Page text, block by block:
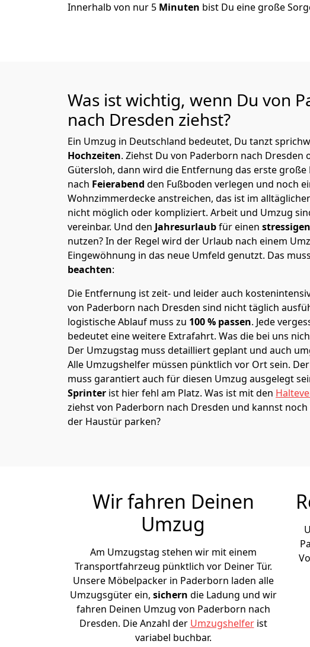
Innerhalb von nur 5 Minuten bist Du eine große
Was ist wichtig, wenn Du von
nach Dresden ziehst?
Ein Umzug in Deutschland bedeutet, Du tanzt
Hochzeiten. Ziehst Du von Paderborn nach Dresden
Gütersloh, dann wird die Entfernung das erste große
nach Feierabend den Fußboden verlegen und noch
Wohnzimmerdecke anstreichen, das ist im
nicht möglich oder kompliziert. Arbeit und Umzug
vereinbar. Und den Jahresurlaubfür einen
nutzen? In der Regel wird der Urlaub nach einem
Eingewöhnung in das neue Umfeld genutzt. Das
beachten:
Die Entfernung ist zeit- und leider auch
von Paderborn nach Dresden sind nicht täglich
logistische Ablauf muss zu 100 % passen. Jede
bedeutet eine weitere Extrafahrt. Was die bei uns
Der Umzugstag muss detailliert geplant und auch
Alle Umzugshelfer müssen pünktlich vor Ort sein. Der
muss garantiert auch für diesen Umzug ausgelegt
Sprinter ist hier fehl am Platz. Was ist mit den
ziehst von Paderborn nach Dresden und kannst
der Haustür parken?
Wir fahren Deinen
Umzug
Am Umzugstag stehen wir mit einem
Transportfahrzeug pünktlich vor Deiner Tür.
Unsere Möbelpacker in Paderborn laden alle
Umzugsgüter ein, sichern die Ladung und wir
fahren Deinen Umzug von Paderborn nach
Dresden. Die Anzahl der Umzugshelferist
variabel buchbar.